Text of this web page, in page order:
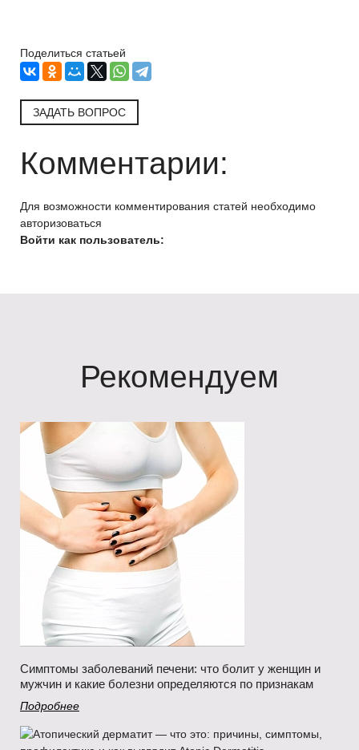
Поделиться статьей
ЗАДАТЬ ВОПРОС
Комментарии:
Для возможности комментирования статей необходимо
авторизоваться
Войти как пользователь:
Рекомендуем
Симптомы заболеваний печени: что болит у женщин и
мужчин и какие болезни определяются по признакам
Подробнее